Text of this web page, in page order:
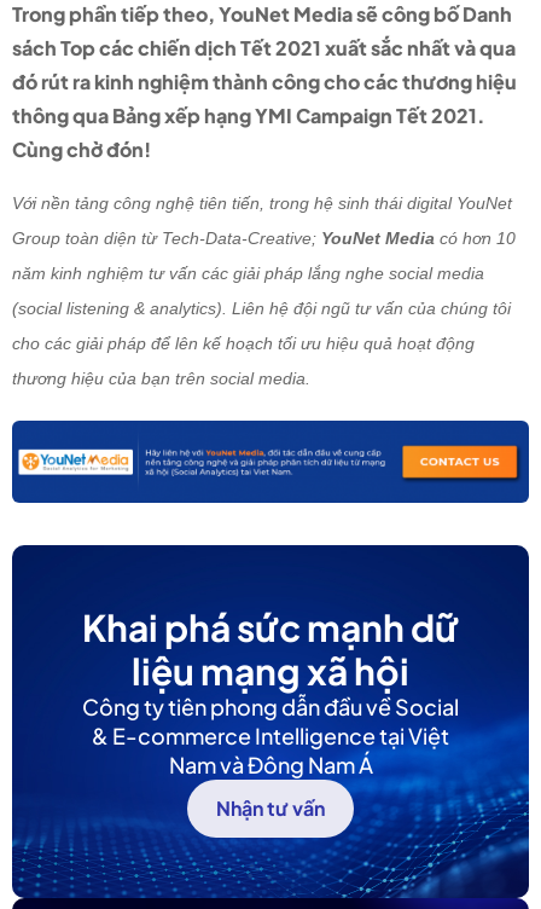
Trong phần tiếp theo, YouNet Media sẽ công bố Danh
sách Top các chiến dịch Tết 2021 xuất sắc nhất và qua
đó rút ra kinh nghiệm thành công cho các thương hiệu
thông qua Bảng xếp hạng YMI Campaign Tết 2021.
Cùng chờ đón!
Với nền tảng công nghệ tiên tiến, trong hệ sinh thái digital YouNet
Group toàn diện từ Tech-Data-Creative; YouNet Media có hơn 10
năm kinh nghiệm tư vấn các giải pháp lắng nghe social media
(social listening & analytics). Liên hệ đội ngũ tư vấn của chúng tôi
cho các giải pháp để lên kế hoạch tối ưu hiệu quả hoạt động
thương hiệu của bạn trên social media.
Khai phá sức mạnh dữ
liệu mạng xã hội
Công ty tiên phong dẫn đầu về Social
& E-commerce Intelligence tại Việt
Nam và Đông Nam Á
Nhận tư vấn